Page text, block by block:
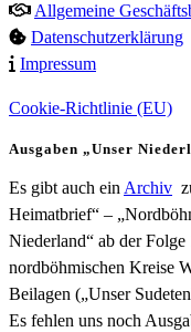
Allgemeine
Datenschutzerklärung
Impressum
Cookie-Richtlinie (EU)
Ausgaben „Unser
Es gibt auch ein Archiv
Heimatbrief“ –
Niederland“ ab der
nordböhmischen Kreise
Beilagen („Unser
Es fehlen uns noch